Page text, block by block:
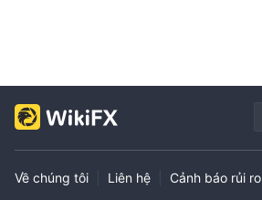
Về chúng tôi Liên hệ Cảnh báo rủi ro